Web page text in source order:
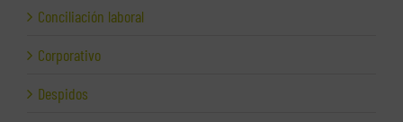
Conciliación laboral
Corporativo
Despidos